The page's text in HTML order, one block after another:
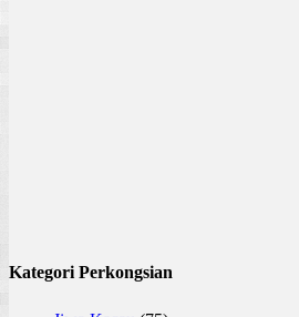
Kategori Perkongsian